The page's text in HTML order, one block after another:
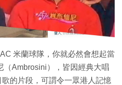
米蘭球隊，你就必然會想起當
（Ambrosini），皆因經典大唱
的片段，可謂令一眾港人記憶